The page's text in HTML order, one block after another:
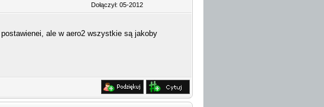
Dołączył: 05-2012
ale w aero2 wszystkie są jakoby